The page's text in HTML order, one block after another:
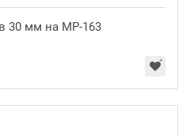
30 мм на МР-163